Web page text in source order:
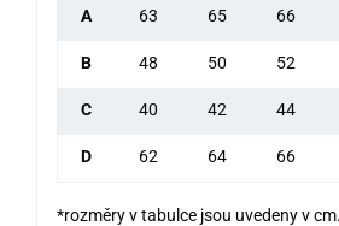
A 63 65 66
B 48 50 52
C 40 42 44
D 62 64 66
*rozměry v tabulce jsou uvedeny v cm.